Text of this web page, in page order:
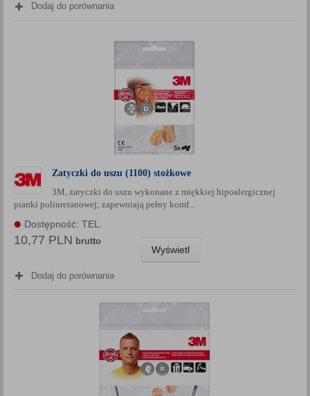
Dodaj do porównania
Zatyczki do uszu (1100) stożkowe
3M, zatyczki do uszu wykonane z miękkiej hipoalergicznej
pianki poliuretanowej; zapewniają pełny komf...
Dostępność: TEL.
10,77 PLN brutto
Wyświetl
Dodaj do porównania
Lista Zaufanych Partnerów (rozwiń)